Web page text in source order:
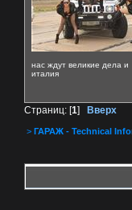
нас ждут великие дела и
италия
Страниц: [1] Вверх
> ГАРАЖ - Technical